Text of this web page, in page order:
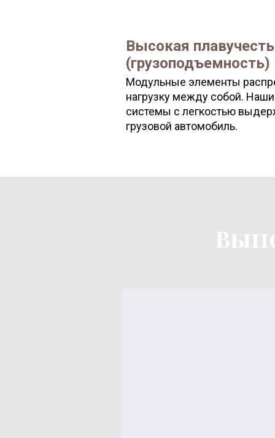
Высокая плавучесть
(грузоподъемность)
Модульные элементы
нагрузку между собой.
системы с легкостью
грузовой автомобиль.